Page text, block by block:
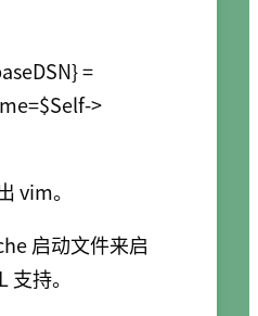
=
>
vim。
启动文件来启
持。